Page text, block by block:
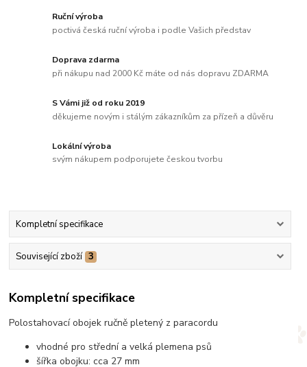
Ruční výroba
poctivá česká ruční výroba i podle Vašich představ
Doprava zdarma
při nákupu nad 2000 Kč máte od nás dopravu ZDARMA
S Vámi již od roku 2019
děkujeme novým i stálým zákazníkům za přízeň a důvěru
Lokální výroba
svým nákupem podporujete českou tvorbu
Kompletní specifikace
Související zboží 3
Kompletní specifikace
Polostahovací obojek ručně pletený z paracordu
vhodné pro střední a velká plemena psů
šířka obojku: cca 27 mm